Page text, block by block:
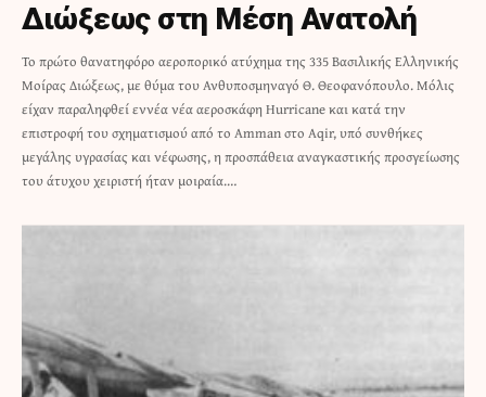
Διώξεως στη Μέση Ανατολή
Το πρώτο θανατηφόρο αεροπορικό ατύχημα της 335 Βασιλικής Ελληνικής
Μοίρας Διώξεως, με θύμα του Ανθυποσμηναγό Θ. Θεοφανόπουλο. Μόλις
είχαν παραληφθεί εννέα νέα αεροσκάφη Hurricane και κατά την
επιστροφή του σχηματισμού από το Amman στο Aqir, υπό συνθήκες
μεγάλης υγρασίας και νέφωσης, η προσπάθεια αναγκαστικής προσγείωσης
του άτυχου χειριστή ήταν μοιραία.…